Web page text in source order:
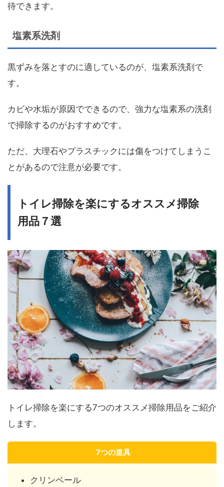
待できます。
塩素系洗剤
黒ずみを落とすのに適しているのが、塩素系洗剤で
す。
カビや水垢が原因でできるので、強力な塩素系の洗剤
で掃除するのがおすすめです。
ただ、大理石やプラスチックには傷をつけてしまうこ
とがあるので注意が必要です。
トイレ掃除を楽にするオススメ掃除
用品７選
トイレ掃除を楽にする7つのオススメ掃除用品をご紹介
します。
7つの道具
クリンベール